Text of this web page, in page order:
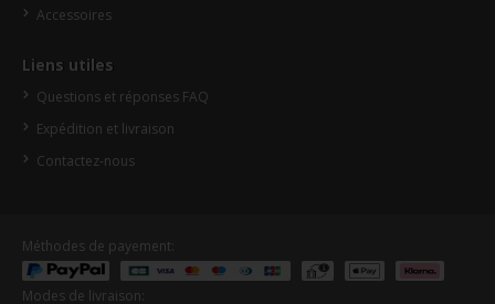
Accessoires
Liens utiles
Questions et réponses FAQ
Expédition et livraison
Contactez-nous
Méthodes de payement:
Modes de livraison: